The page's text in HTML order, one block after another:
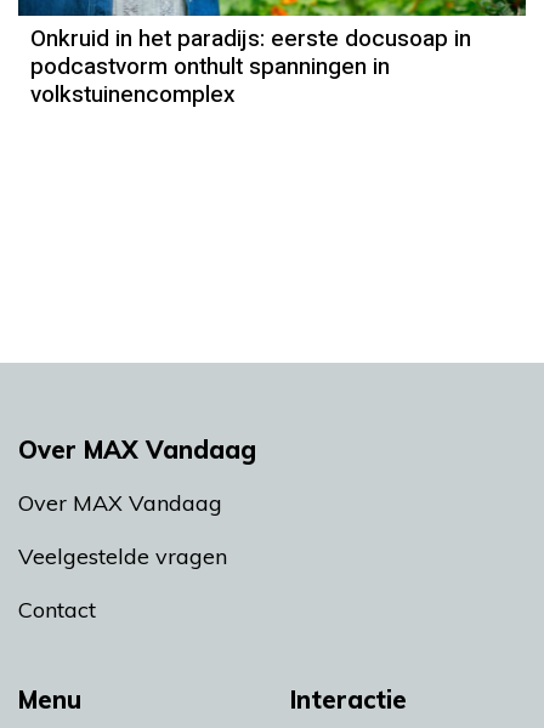
Onkruid in het paradijs: eerste docusoap in
podcastvorm onthult spanningen in
volkstuinencomplex
Menu Interactie
Over MAX Vandaag
Over MAX Vandaag
Veelgestelde vragen
Contact